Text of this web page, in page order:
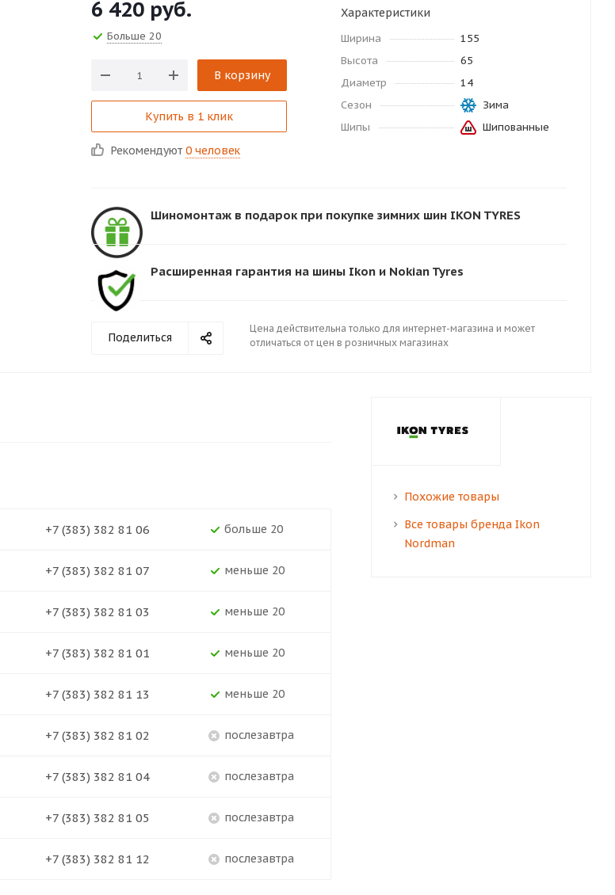
6 420 руб.
Больше 20
В корзину
Купить в 1 клик
Рекомендуют 0 человек
Характеристики
Ширина
155
Высота
65
Диаметр
14
Сезон
Зима
Шипы
Шипованные
Шиномонтаж в подарок при покупке зимних шин IKON TYRES
Расширенная гарантия на шины Ikon и Nokian Tyres
Поделиться
Цена действительна только для интернет-магазина и может
отличаться от цен в розничных магазинах
+7 (383) 382 81 06 Больше 20
+7 (383) 382 81 07 Меньше 20
+7 (383) 382 81 03 Меньше 20
+7 (383) 382 81 01 Меньше 20
+7 (383) 382 81 13 Меньше 20
+7 (383) 382 81 02 Послезавтра
+7 (383) 382 81 04 Послезавтра
+7 (383) 382 81 05 Послезавтра
+7 (383) 382 81 12 Послезавтра
Похожие товары
Все товары бренда Ikon
Nordman